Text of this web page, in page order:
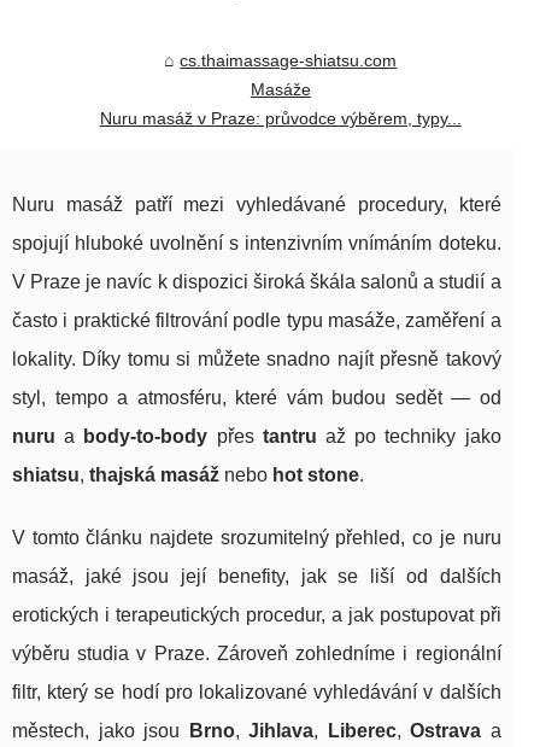
cs.thaimassage-shiatsu.com
Masáže
Nuru masáž v Praze: průvodce výběrem, typy...
Nuru masáž patří mezi vyhledávané procedury, které
spojují hluboké uvolnění s intenzivním vnímáním doteku.
V Praze je navíc k dispozici široká škála salonů a studií a
často i praktické filtrování podle typu masáže, zaměření a
lokality. Díky tomu si můžete snadno najít přesně takový
styl, tempo a atmosféru, které vám budou sedět — od
nuru a body-to-body přes tantru až po techniky jako
shiatsu, thajská masáž nebo hot stone.
V tomto článku najdete srozumitelný přehled, co je nuru
masáž, jaké jsou její benefity, jak se liší od dalších
erotických i terapeutických procedur, a jak postupovat při
výběru studia v Praze. Zároveň zohledníme i regionální
filtr, který se hodí pro lokalizované vyhledávání v dalších
městech, jako jsou
Brno,Jihlava, Liberec,Ostrava a